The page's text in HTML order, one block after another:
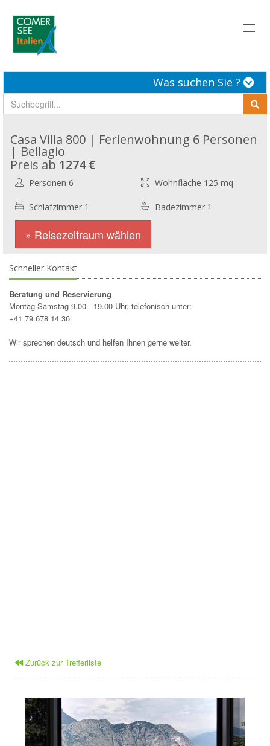
Was suchen Sie ?
Casa Villa 800 | Ferienwohnung 6 Personen
| Bellagio
Preis ab 1274 €
Personen 6 Wohnfläche 125 mq
Schlafzimmer 1 Badezimmer 1
» Reisezeitraum wählen
Schneller Kontakt
Beratung und Reservierung
Montag-Samstag 9.00 - 19.00 Uhr, telefonisch unter:
+41 79 678 14 36
Wir sprechen deutsch und helfen Ihnen gerne weiter.
Zurück zur Trefferliste